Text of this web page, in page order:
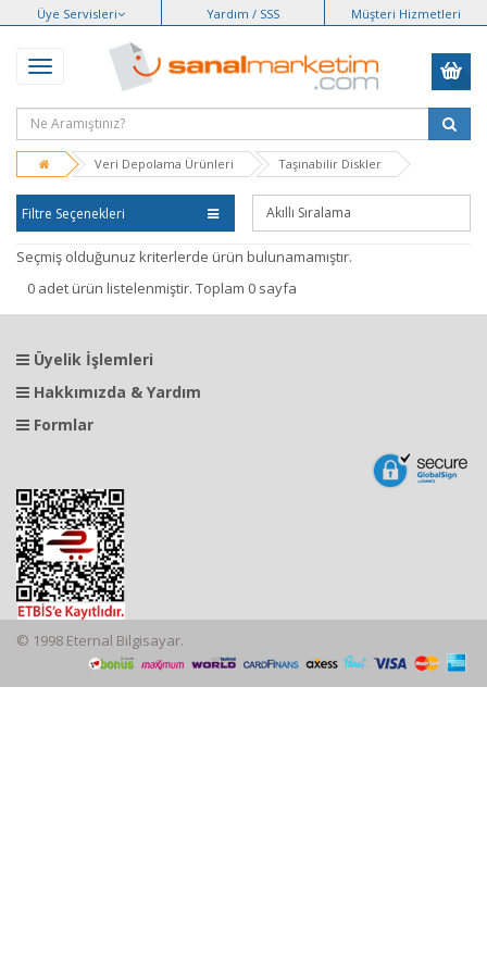
Üye Servisleri Yardım / SSS Müşteri Hizmetleri
Veri Depolama Ürünleri Taşınabilir Diskler
Filtre Seçenekleri
Seçmiş olduğunuz kriterlerde ürün bulunamamıştır.
0 adet ürün listelenmiştir. Toplam 0 sayfa
Üyelik İşlemleri
Hakkımızda & Yardım
Formlar
© 1998 Eternal Bilgisayar.